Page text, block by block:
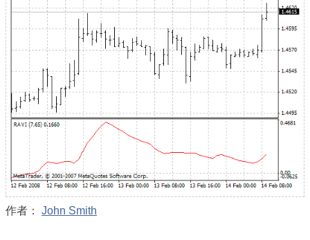
作者： John Smith